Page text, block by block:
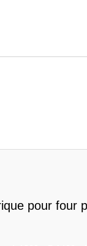
pour four